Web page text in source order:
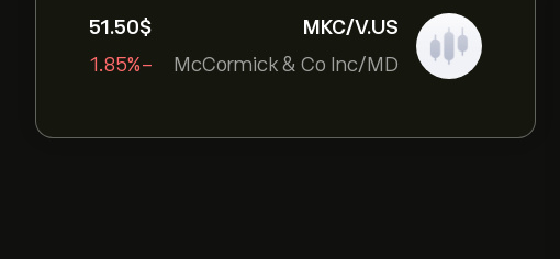
MKC/V.US
McCormick & Co Inc/MD
51.50‎$‎
-1.85%